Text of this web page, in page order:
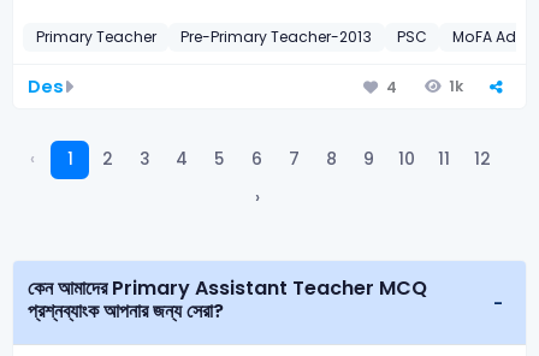
Primary Teacher Pre-Primary Teacher-2013 PSC MoFA
Des 4 1k
‹ 1 2 3 4 5 6 7 8 9 10 11
12
›
কেন আমাদের Primary Assistant Teacher MCQ
প্রশ্নব্যাংক আপনার জন্য সেরা?